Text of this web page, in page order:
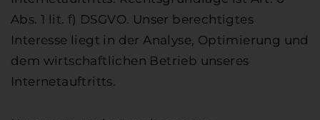
Abs. 1 lit. f) DSGVO. Unser berechtigtes
Interesse liegt in der Analyse, Optimierung und
dem wirtschaftlichen Betrieb unseres
Internetauftritts.